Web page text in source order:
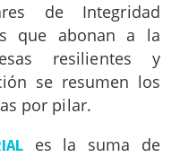
de Integridad
que abonan a la
resilientes y
se resumen los
por pilar.
es la suma de